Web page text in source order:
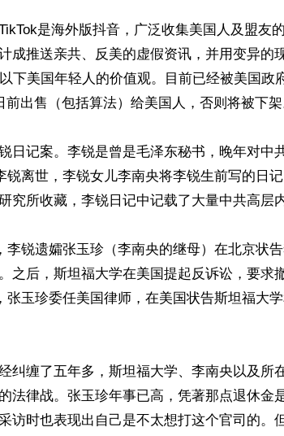
是海外版抖音，广泛收集美国人及盟友
成推送亲共、反美的虚假资讯，并用变异的
下美国年轻人的价值观。目前已经被美国政
前出售（包括算法）给美国人，否则将被下架
日记案。李锐是曾是毛泽东秘书，晚年对中
锐离世，李锐女儿李南央将李锐生前写的日
究所收藏，李锐日记中记载了大量中共高层
李锐遗孀张玉珍（李南央的继母）在北京状
之后，斯坦福大学在美国提起反诉讼，要求
张玉珍委任美国律师，在美国状告斯坦福大
纠缠了五年多，斯坦福大学、李南央以及所
法律战。张玉珍年事已高，凭著那点退休金
访时也表现出自己是不太想打这个官司的。